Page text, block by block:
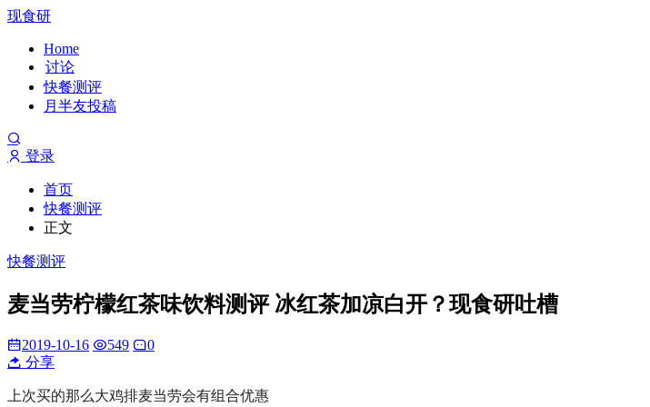
现食研
Home
讨论
快餐测评
月半友投稿
登录
首页
快餐测评
正文
快餐测评
麦当劳柠檬红茶味饮料测评 冰红茶加凉白开？现食研吐槽
2019-10-16 549
0
分享
上次买的那么大鸡排麦当劳会有组合优惠